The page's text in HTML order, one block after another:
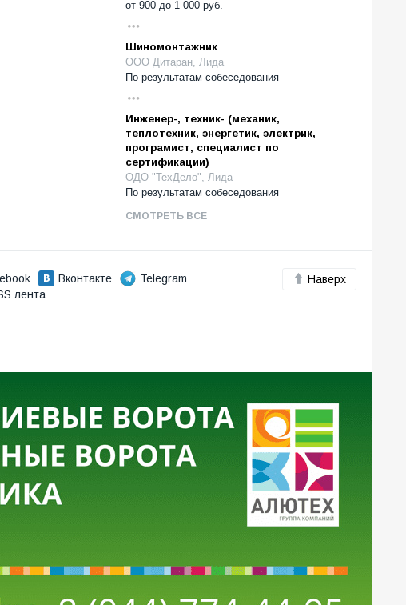
от 900 до 1 000 руб.
Шиномонтажник
ООО Дитаран, Лида
По результатам собеседования
Инженер-, техник- (механик,
теплотехник, энергетик, электрик,
програмист, специалист по
сертификации)
ОДО "ТехДело", Лида
По результатам собеседования
СМОТРЕТЬ ВСЕ
Вконтакте
Telegram
лента
Наверх